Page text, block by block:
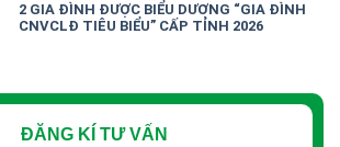
2 GIA ĐÌNH ĐƯỢC BIỂU DƯƠNG “GIA ĐÌNH
CNVCLĐ TIÊU BIỂU” CẤP TỈNH 2026
ĐĂNG KÍ TƯ VẤN